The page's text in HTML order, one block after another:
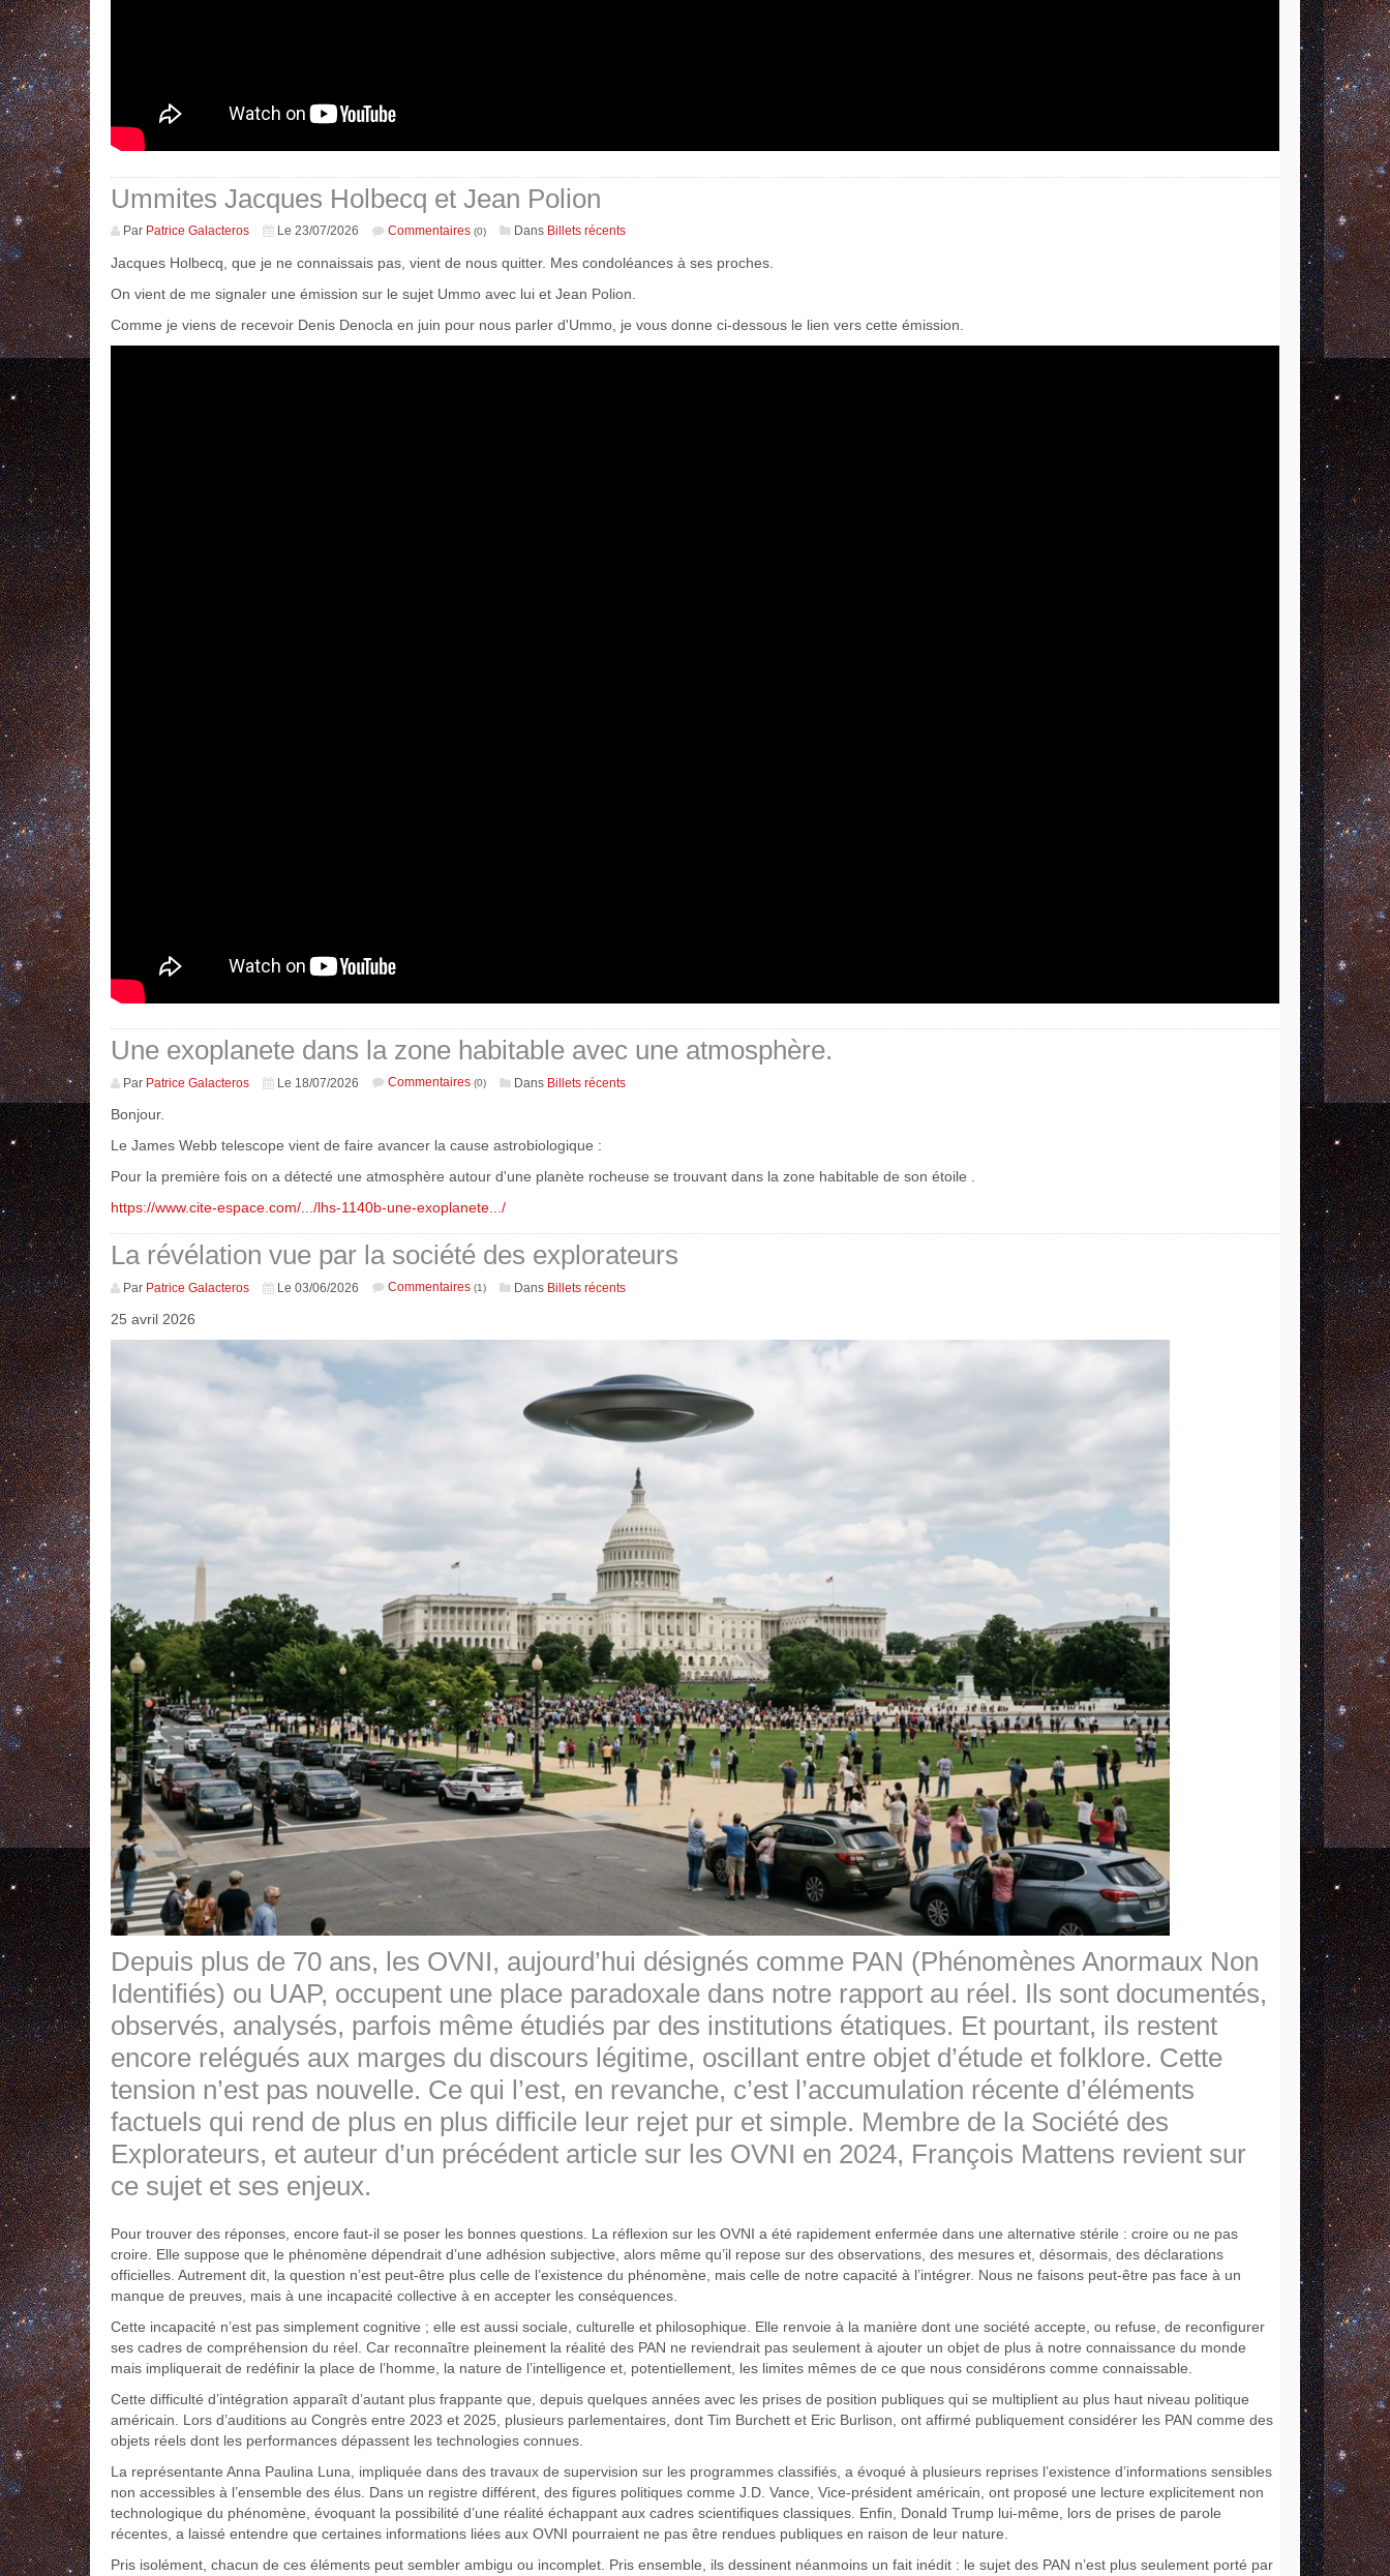
Ummites Jacques Holbecq et Jean Polion
Par Patrice Galacteros Le 23/07/2026 Commentaires (0) Dans Billets récents
Jacques Holbecq, que je ne connaissais pas, vient de nous quitter. Mes condoléances à ses proches.
On vient de me signaler une émission sur le sujet Ummo avec lui et Jean Polion.
Comme je viens de recevoir Denis Denocla en juin pour nous parler d'Ummo, je vous donne ci-dessous le lien vers cette émission.
Une exoplanete dans la zone habitable avec une atmosphère.
Par Patrice Galacteros Le 18/07/2026 Commentaires (0) Dans Billets récents
Bonjour.
Le James Webb telescope vient de faire avancer la cause astrobiologique :
Pour la première fois on a détecté une atmosphère autour d'une planète rocheuse se trouvant dans la zone habitable de son étoile .
https://www.cite-espace.com/.../lhs-1140b-une-exoplanete.../
La révélation vue par la société des explorateurs
Par Patrice Galacteros Le 03/06/2026 Commentaires (1) Dans Billets récents
25 avril 2026
Depuis plus de 70 ans, les OVNI, aujourd’hui désignés comme PAN (Phénomènes Anormaux Non
Identifiés) ou UAP, occupent une place paradoxale dans notre rapport au réel. Ils sont documentés,
observés, analysés, parfois même étudiés par des institutions étatiques. Et pourtant, ils restent
encore relégués aux marges du discours légitime, oscillant entre objet d’étude et folklore. Cette
tension n’est pas nouvelle. Ce qui l’est, en revanche, c’est l’accumulation récente d’éléments
factuels qui rend de plus en plus difficile leur rejet pur et simple. Membre de la Société des
Explorateurs, et auteur d’un précédent article sur les OVNI en 2024, François Mattens revient sur
ce sujet et ses enjeux.
Pour trouver des réponses, encore faut-il se poser les bonnes questions. La réflexion sur les OVNI a été rapidement enfermée dans une alternative stérile : croire ou ne pas
croire. Elle suppose que le phénomène dépendrait d’une adhésion subjective, alors même qu’il repose sur des observations, des mesures et, désormais, des déclarations
officielles. Autrement dit, la question n’est peut-être plus celle de l’existence du phénomène, mais celle de notre capacité à l’intégrer. Nous ne faisons peut-être pas face à un
manque de preuves, mais à une incapacité collective à en accepter les conséquences.
Cette incapacité n’est pas simplement cognitive ; elle est aussi sociale, culturelle et philosophique. Elle renvoie à la manière dont une société accepte, ou refuse, de reconfigurer
ses cadres de compréhension du réel. Car reconnaître pleinement la réalité des PAN ne reviendrait pas seulement à ajouter un objet de plus à notre connaissance du monde
mais impliquerait de redéfinir la place de l’homme, la nature de l’intelligence et, potentiellement, les limites mêmes de ce que nous considérons comme connaissable.
Cette difficulté d’intégration apparaît d’autant plus frappante que, depuis quelques années avec les prises de position publiques qui se multiplient au plus haut niveau politique
américain. Lors d’auditions au Congrès entre 2023 et 2025, plusieurs parlementaires, dont Tim Burchett et Eric Burlison, ont affirmé publiquement considérer les PAN comme des
objets réels dont les performances dépassent les technologies connues.
La représentante Anna Paulina Luna, impliquée dans des travaux de supervision sur les programmes classifiés, a évoqué à plusieurs reprises l’existence d’informations sensibles
non accessibles à l’ensemble des élus. Dans un registre différent, des figures politiques comme J.D. Vance, Vice-président américain, ont proposé une lecture explicitement non
technologique du phénomène, évoquant la possibilité d’une réalité échappant aux cadres scientifiques classiques. Enfin, Donald Trump lui-même, lors de prises de parole
récentes, a laissé entendre que certaines informations liées aux OVNI pourraient ne pas être rendues publiques en raison de leur nature.
Pris isolément, chacun de ces éléments peut sembler ambigu ou incomplet. Pris ensemble, ils dessinent néanmoins un fait inédit : le sujet des PAN n’est plus seulement porté par